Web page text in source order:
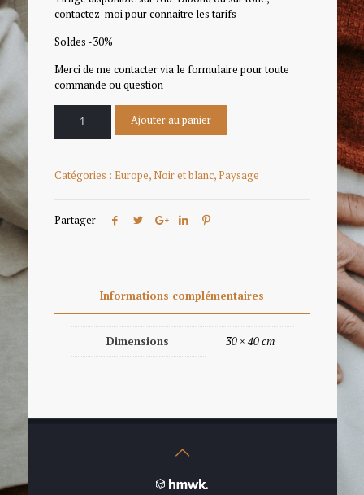
contactez-moi pour connaitre les tarifs
Soldes -30%
Merci de me contacter via le formulaire pour toute
commande ou question
Ajouter au panier
Catégories : Europe,Noir et blanc,Paysage
Partager
Informations complémentaires
Dimensions 30 × 40 cm